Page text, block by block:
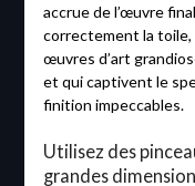
accrue de l’œuvre
correctement la
œuvres d’art
et qui captivent le
finition impeccables.
Utilisez des
grandes